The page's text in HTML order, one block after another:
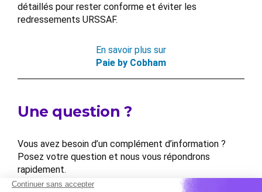
détaillés pour rester conforme et éviter les
redressements URSSAF.
En savoir plus sur
Paie by Cobham
Une question ?
Vous avez besoin d’un complément d’information ?
Posez votre question et nous vous répondrons
rapidement.